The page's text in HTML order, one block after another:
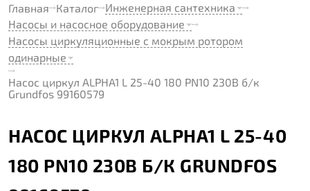
Главная Каталог Инженерная сантехника
Насосы и насосное оборудование
Насосы циркуляционные с мокрым ротором
одинарные
Насос циркул ALPHA1 L 25-40 180 PN10 230В б/к
Grundfos 99160579
НАСОС ЦИРКУЛ ALPHA1 L 25-40
180 PN10 230В Б/К GRUNDFOS